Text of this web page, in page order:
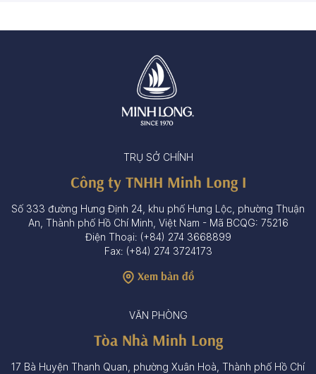
TRỤ SỞ CHÍNH
Công ty TNHH Minh Long I
Số 333 đường Hưng Định 24, khu phố Hưng Lộc, phường Thuận
An, Thành phố Hồ Chí Minh, Việt Nam - Mã BCQG: 75216
Điện Thoại: (+84) 274 3668899
Fax: (+84) 274 3724173
Xem bản đồ
VĂN PHÒNG
Tòa Nhà Minh Long
17 Bà Huyện Thanh Quan, phường Xuân Hoà, Thành phố Hồ Chí